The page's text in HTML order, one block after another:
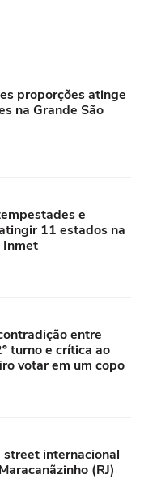
proporções atinge
na Grande São
e
11 estados na
entre
turno e crítica ao
votar em um copo
internacional
(RJ)